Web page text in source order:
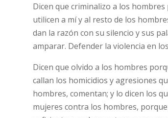
Dicen que criminalizo a los
utilicen a mí y al resto de los
dan la razón con su silencio y sus
amparar. Defender la violencia en
Dicen que olvido a los hombres
callan los homicidios y agresiones
hombres, comentan; y lo dicen los
mujeres contra los hombres,